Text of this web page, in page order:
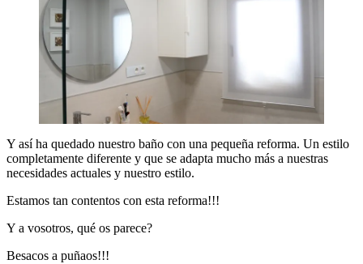
Y así ha quedado nuestro baño con una pequeña reforma. Un estilo
completamente diferente y que se adapta mucho más a nuestras
necesidades actuales y nuestro estilo.
Estamos tan contentos con esta reforma!!!
Y a vosotros, qué os parece?
Besacos a puñaos!!!